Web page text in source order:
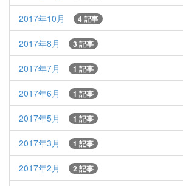
2017年10月 4 記事
2017年8月 3 記事
2017年7月 1 記事
2017年6月 1 記事
2017年5月 1 記事
2017年3月 1 記事
2017年2月 2 記事